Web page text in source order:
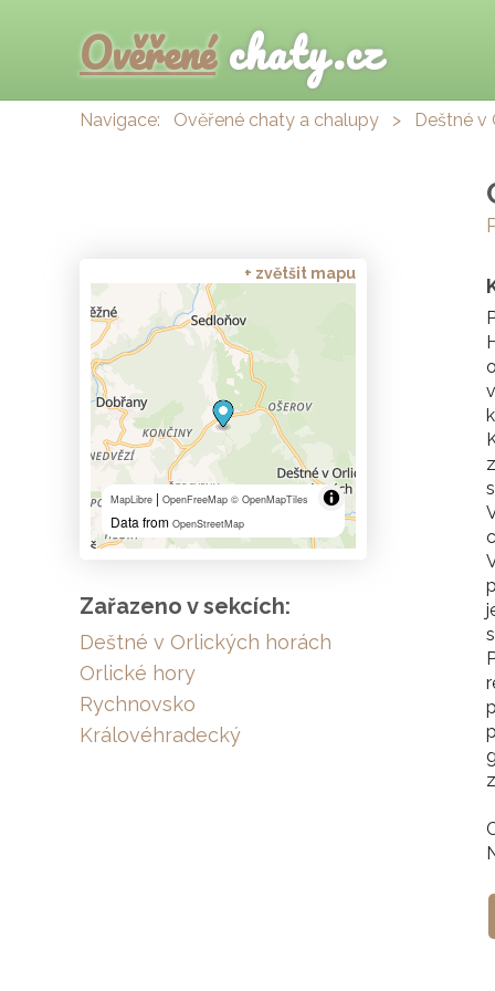
Ověřenéchaty.cz
Navigace: Ověřené chaty a chalupy > Deštné v
+ zvětšit mapu
MapLibre | OpenFreeMap © OpenMapTiles
Data from OpenStreetMap
Zařazeno v sekcích:
Deštné v Orlických horách
Orlické hory
Rychnovsko
Královéhradecký